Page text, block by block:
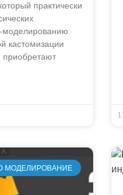
практически
моделированию
кастомизации
приобретают
МОДЕЛИРОВАНИЕ